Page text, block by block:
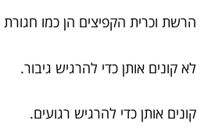
הרשת וכרית הקפיצים הן כמו
לא קונים אותן כדי להרגיש גיבור.
קונים אותן כדי להרגיש רגועים.